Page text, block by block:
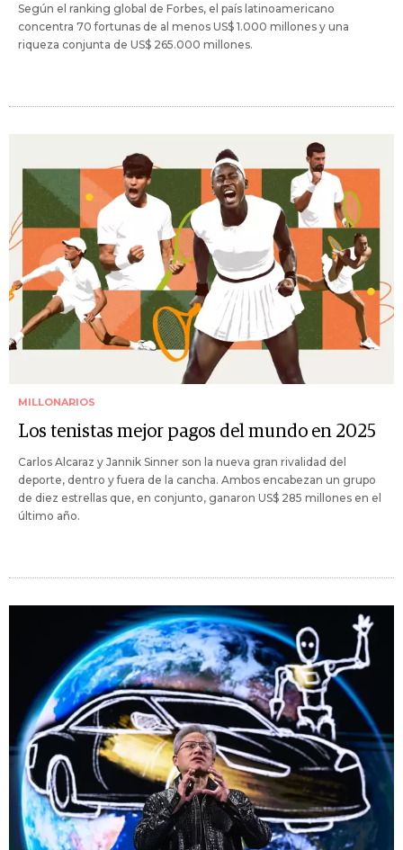
Según el ranking global de Forbes, el país latinoamericano
concentra 70 fortunas de al menos US$ 1.000 millones y una
riqueza conjunta de US$ 265.000 millones.
MILLONARIOS
Los tenistas mejor pagos del mundo en 2025
Carlos Alcaraz y Jannik Sinner son la nueva gran rivalidad del
deporte, dentro y fuera de la cancha. Ambos encabezan un grupo
de diez estrellas que, en conjunto, ganaron US$ 285 millones en el
último año.